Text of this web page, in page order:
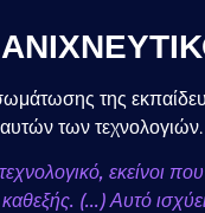
της
των τεχνολογιών.
εκείνοι
καθεξής. (...) Αυτό